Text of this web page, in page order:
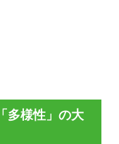
多様性」の大